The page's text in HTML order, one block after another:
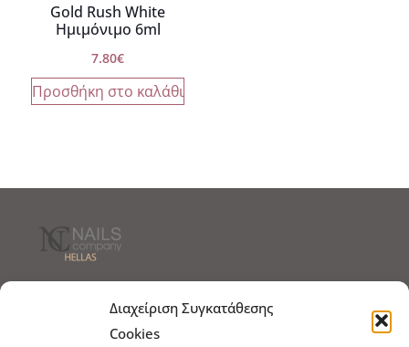
Διαχείριση Συγκατάθεσης
Cookies
Gold Rush White
Ημιμόνιμο 6ml
7.80€
Προσθήκη στο καλάθι
Τρόποι Παραγγελίας